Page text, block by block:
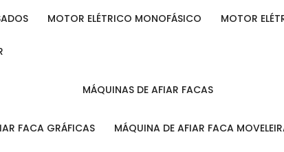
MOTOR ELÉTRICO MONOFÁSICO MOTOR
MÁQUINAS DE AFIAR FACAS
FACA GRÁFICAS MÁQUINA DE AFIAR FACA